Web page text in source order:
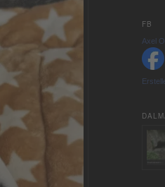
FB
Axel